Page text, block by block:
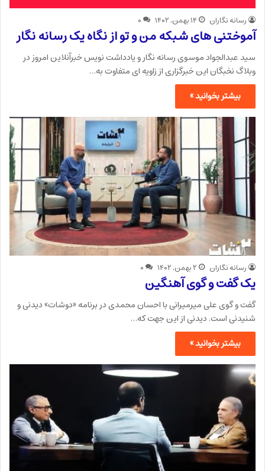
رسانه نگاران ۱۴ بهمن, ۱۴۰۲ ۰
آموختنی های شبکه من و تو از نگاه یک رسانه نگار
سید عبدالجواد موسوی رسانه نگار و یادداشت نویس خبرآنلاین امروز در
وبلاگ نخبگان این خبرگزاری از زاویه ای متفاوت به…
بیشتر بخوانید »
رسانه نگاران ۲ بهمن, ۱۴۰۲ ۰
یک گفت و گوی آهنگین
گفت و گوی علی میرمیرانی با احسان محمدی در برنامه «دوشات» دیدنی و
شنیدنی است. دیدنی از این جهت که…
بیشتر بخوانید »